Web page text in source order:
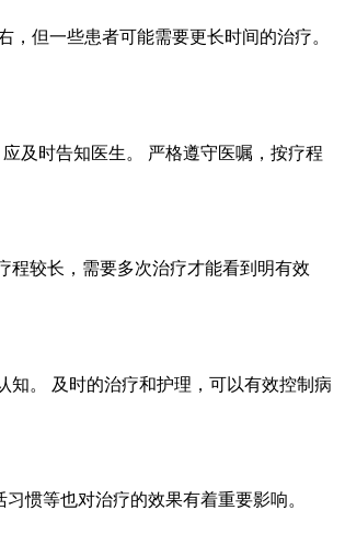
但一些患者可能需要更长时间的治疗。
及时告知医生。 严格遵守医嘱，按疗程
程较长，需要多次治疗才能看到明有效
知。 及时的治疗和护理，可以有效控制病
惯等也对治疗的效果有着重要影响。